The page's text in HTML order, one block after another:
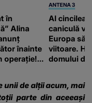
în
Alina
înainte
operație!
ANTENA 3
Al cincilea
caniculă
Europa
viitoare.
domului de
unii de alții acum, mai
parte din aceeași